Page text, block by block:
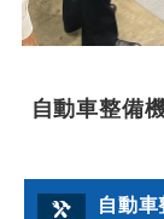
自動車整備
自動